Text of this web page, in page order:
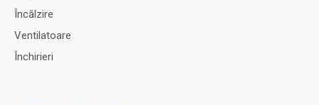
Încălzire
Ventilatoare
Închirieri